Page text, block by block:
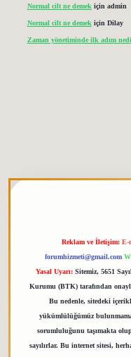
Normal cilt ne demekiçin admin
Normal cilt ne demek için Dilay
Zaman yönetiminde ilk adım
Reklam ve İletişim: E-
forumhizmeti@gmail.com
Yasal Uyarı: Sitemiz, 5651
Kurumu (BTK) tarafından
Bu nedenle, sitedeki
yükümlülüğümüz
sorumluluğunu taşımakta
sayılırlar. Bu internet sitesi,